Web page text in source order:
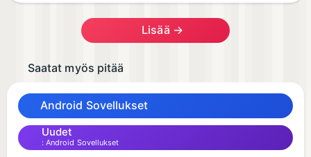
Lisää →
Saatat myös pitää
Android Sovellukset
Uudet
Android Sovellukset